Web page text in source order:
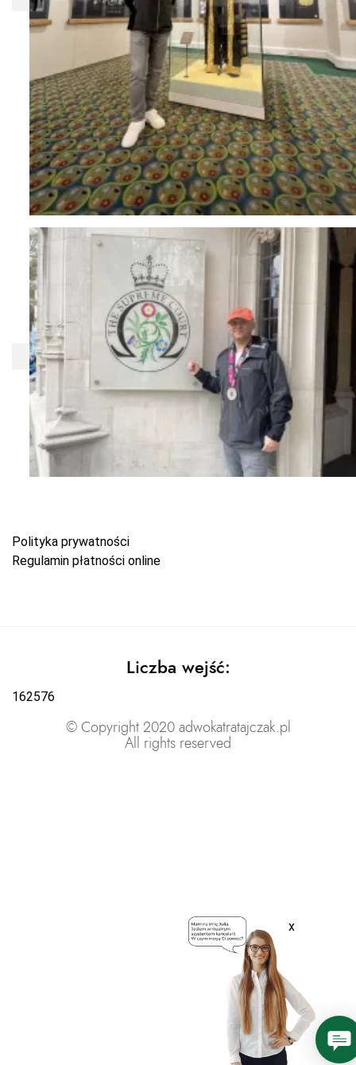
x
Polityka prywatności
Regulamin płatności online
Liczba wejść:
162576
© Copyright 2020 adwokatratajczak.pl
All rights reserved